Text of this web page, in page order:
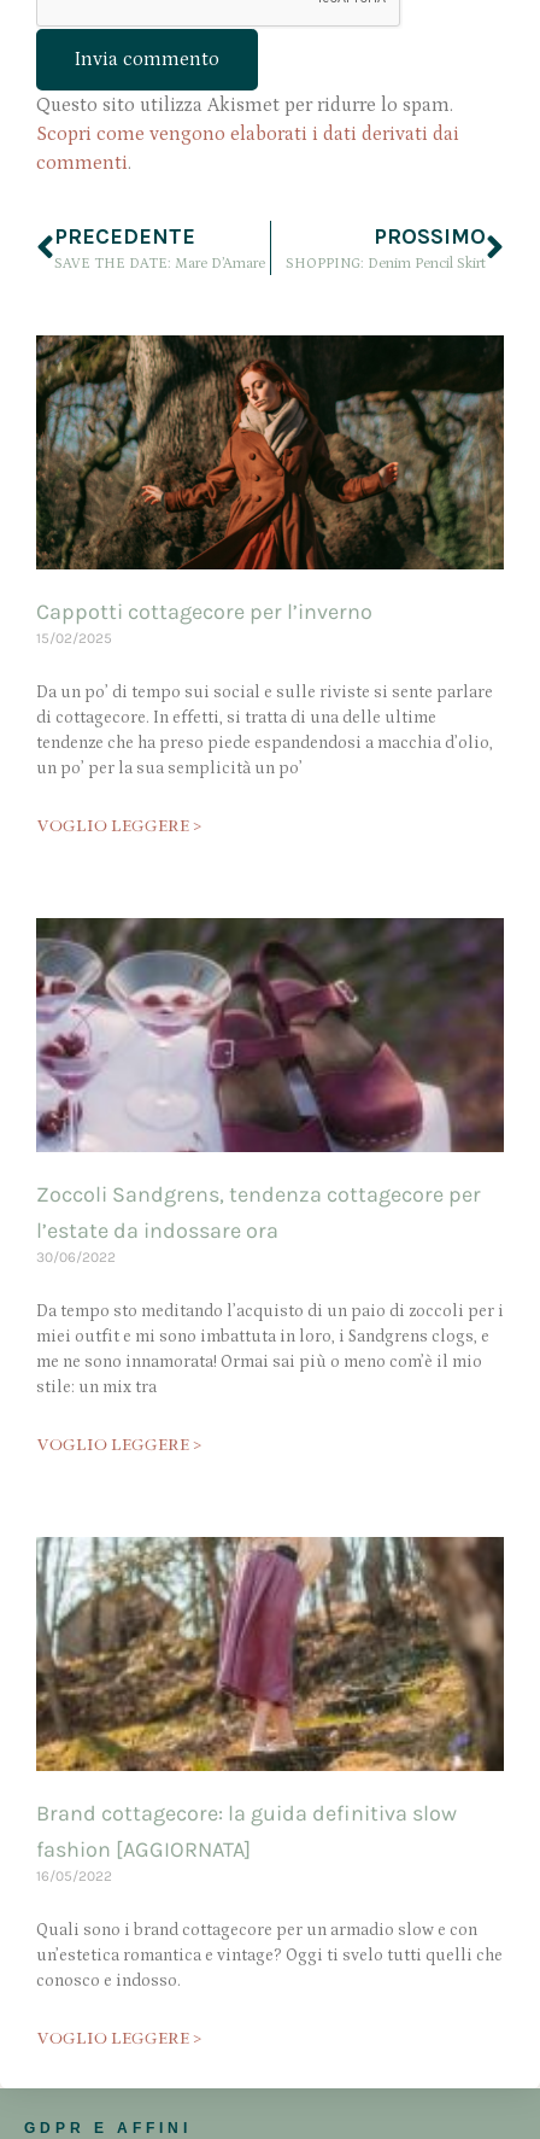
Questo sito utilizza Akismet per ridurre lo spam.
Scopri come vengono elaborati i dati derivati dai
commenti.
PRECEDENTE
SAVE THE DATE: Mare D’Amare
PROSSIMO
SHOPPING: Denim Pencil Skirt
Cappotti cottagecore per l’inverno
15/02/2025
Da un po’ di tempo sui social e sulle riviste si sente parlare
di cottagecore. In effetti, si tratta di una delle ultime
tendenze che ha preso piede espandendosi a macchia d’olio,
un po’ per la sua semplicità un po’
VOGLIO LEGGERE >
Zoccoli Sandgrens, tendenza cottagecore per
l’estate da indossare ora
30/06/2022
Da tempo sto meditando l’acquisto di un paio di zoccoli per i
miei outfit e mi sono imbattuta in loro, i Sandgrens clogs, e
me ne sono innamorata! Ormai sai più o meno com’è il mio
stile: un mix tra
VOGLIO LEGGERE >
Brand cottagecore: la guida definitiva slow
fashion [AGGIORNATA]
16/05/2022
Quali sono i brand cottagecore per un armadio slow e con
un’estetica romantica e vintage? Oggi ti svelo tutti quelli che
conosco e indosso.
VOGLIO LEGGERE >
GDPR E AFFINI